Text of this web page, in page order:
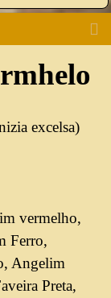
excelsa)
vermelho,
Ferro,
Angelim
Preta,